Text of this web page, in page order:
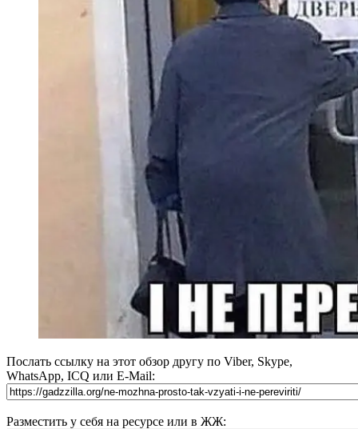
Послать ссылку на этот обзор другу по Viber, Skype,
WhatsApp, ICQ или E-Mail:
Разместить у себя на ресурсе или в ЖЖ: